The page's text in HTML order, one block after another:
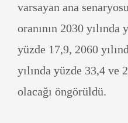
varsayan ana
oranının 2030 yılında
yüzde 17,9, 2060
yılında yüzde 33,4 ve
olacağı öngörüldü.